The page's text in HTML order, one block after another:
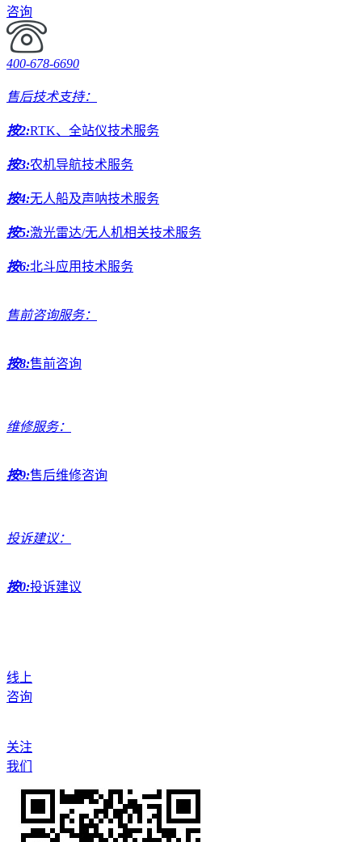
咨询
400-678-6690
售后技术支持：
按2:RTK、全站仪技术服务
按3:农机导航技术服务
按4:无人船及声呐技术服务
按5:激光雷达/无人机相关技术服务
按6:北斗应用技术服务
售前咨询服务：
按8:售前咨询
维修服务：
按9:售后维修咨询
投诉建议：
按0:投诉建议
线上
咨询
关注
我们